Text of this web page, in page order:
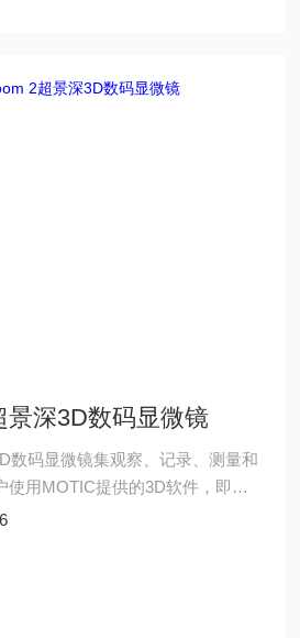
景深3D数码显微镜
数码显微镜集观察、记录、测量和
使用MOTIC提供的3D软件，即可
。能够广泛应用于半导体、汽车
传输和医疗等行业的观察与测